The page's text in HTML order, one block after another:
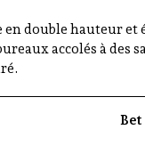
en double hauteur et
accolés à des
Bet